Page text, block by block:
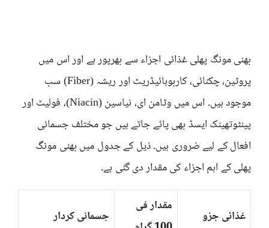
بھنی مونگ پھلی غذائی اجزاء سے بھرپور ہے اور اس میں
پروٹین، چکنائی، کاربوہائیڈریٹ اور ریشہ (Fiber) سب
موجود ہیں۔ اس میں وٹامن ای، نیاسین (Niacin)، فولیٹ اور
پینٹوتھینک ایسڈ بھی پائے جاتے ہیں جو مختلف جسمانی
افعال کے لیے ضروری ہیں۔ ذیل کے جدول میں بھنی مونگ
پھلی کے اہم اجزاء کی مقدار دی گئی ہے۔
غذائی جزو
مقدار فی
جسمانی کردار